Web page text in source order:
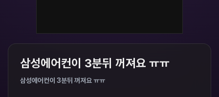
삼성에어컨이 3분뒤 꺼져요 ㅠㅠ
삼성에어컨이 3분뒤 꺼져요 ㅠㅠ